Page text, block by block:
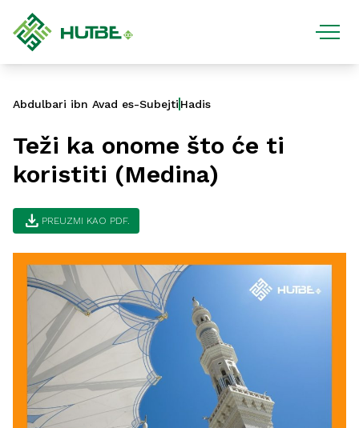
Abdulbari ibn Avad es-Subejti Hadis
Teži ka onome što će ti
koristiti (Medina)
download PREUZMI KAO PDF.